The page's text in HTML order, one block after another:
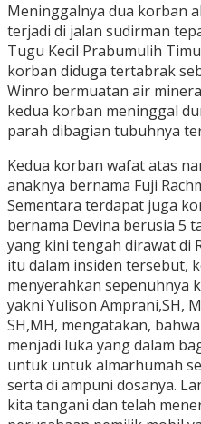
Meninggalnya dua korban
terjadi di jalan sudirman
Tugu Kecil Prabumulih
korban diduga tertabrak
Winro bermuatan air
kedua korban meninggal
parah dibagian tubuhnya
Kedua korban wafat atas
anaknya bernama Fuji
Sementara terdapat juga
bernama Devina berusia 5
yang kini tengah dirawat di
itu dalam insiden tersebut,
menyerahkan sepenuhnya
yakni Yulison Amprani,SH,
SH,MH, mengatakan,
menjadi luka yang dalam
untuk untuk almarhumah
serta di ampuni dosanya.
kita tangani dan telah